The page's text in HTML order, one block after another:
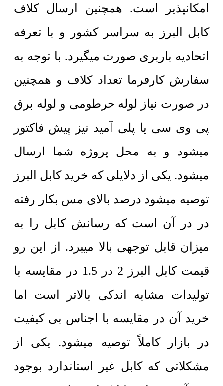
امکانپذیر است. همچنین ارسال کلاف
کابل البرز به سراسر کشور و با تعرفه
اتحادیه باربری صورت میگیرد. با توجه به
سفارش کارفرما تعداد کلاف و همچنین
در صورت نیاز لوله خرطومی و لوله برق
پی وی سی یا پلی آمید نیز پیش فاکتور
میشود و به محل پروژه شما ارسال
میشود. یکی از دلایلی که خرید کابل البرز
توصیه میشود درصد بالای مس بکار رفته
در در آن است که رسانش کابل را به
میزان قابل توجهی بالا میبرد. از این رو
قیمت کابل البرز 2 در 1.5 در مقایسه با
تولیدات مشابه اندکی بالاتر است اما
خرید آن در مقایسه با اجناس بی کیفیت
در بازار کاملاً توصیه میشود. یکی از
مشکلاتی که کابل غیر استاندارد بوجود